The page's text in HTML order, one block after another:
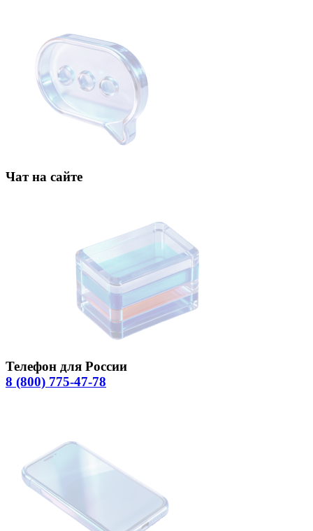
Чат на сайте
Телефон для России
8 (800) 775-47-78